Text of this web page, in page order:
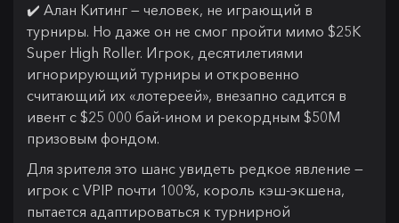
✔️ Алан Китинг — человек, не играющий в
турниры. Но даже он не смог пройти мимо $25K
Super High Roller. Игрок, десятилетиями
игнорирующий турниры и откровенно
считающий их «лотереей», внезапно садится в
ивент с $25 000 бай-ином и рекордным $50M
призовым фондом.
Для зрителя это шанс увидеть редкое явление —
игрок с VPIP почти 100%, король кэш-экшена,
пытается адаптироваться к турнирной